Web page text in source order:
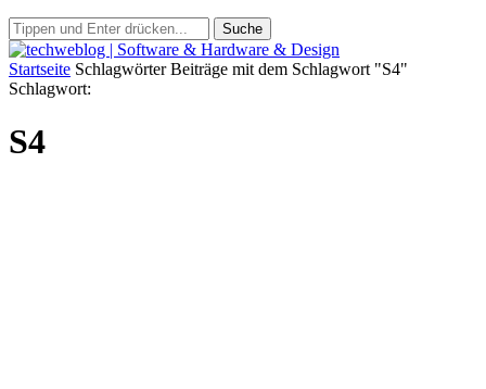
Suche
Startseite Schlagwörter Beiträge mit dem Schlagwort "S4"
Schlagwort:
S4